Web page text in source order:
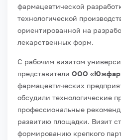
фармацевтической
технологической
ориентированной на
лекарственных форм.
С рабочим визитом
представители ООО
фармацевтических
обсудили технологические
профессиональные
развитию площадки. Визит
формированию крепкого